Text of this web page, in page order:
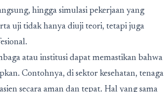
hingga simulasi pekerjaan yang
uji tidak hanya diuji teori, tetapi juga
atau institusi dapat memastikan bahwa
Contohnya, di sektor kesehatan, tenaga
secara aman dan tepat. Hal yang sama